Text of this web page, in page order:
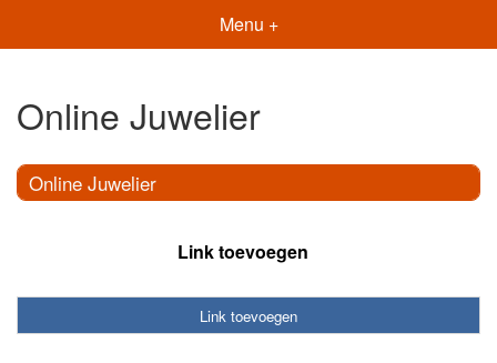
Menu +
Online Juwelier
Online Juwelier
Link toevoegen
Link toevoegen